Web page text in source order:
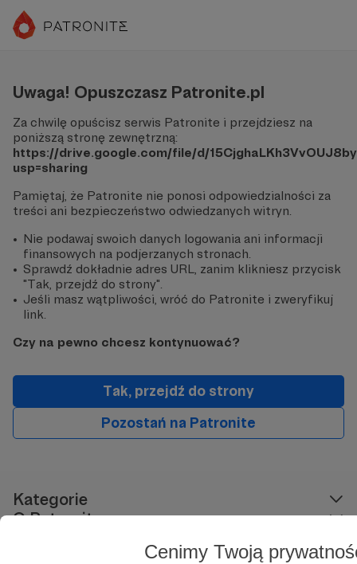
Cenimy Twoją
Uwaga! Opuszczasz Patronite.pl
Za chwilę opuścisz serwis Patronite i przejdziesz na
poniższą stronę zewnętrzną:
https://drive.google.com/file/d/
usp=sharing
Pamiętaj, że Patronite nie ponosi odpowiedzialności za
treści ani bezpieczeństwo odwiedzanych witryn.
Nie podawaj swoich danych logowania ani informacji
finansowych na podjerzanych stronach.
Sprawdź dokładnie adres URL, zanim klikniesz przycisk
"Tak, przejdź do strony".
Jeśli masz wątpliwości, wróć do Patronite i zweryfikuj
link.
Czy na pewno chcesz kontynuować?
Tak, przejdź do strony
Pozostań na Patronite
Kategorie
O Patronite